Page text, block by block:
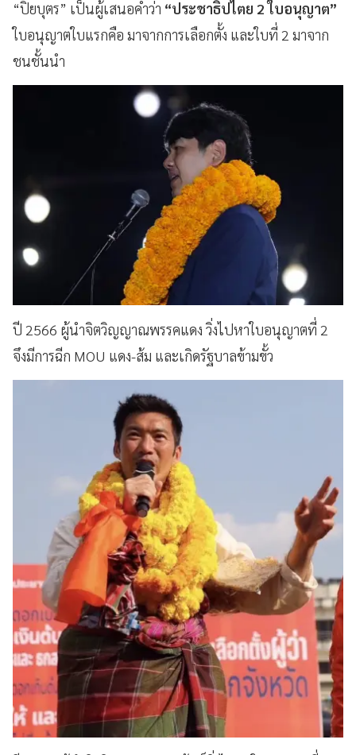
“ปิยบุตร” เป็นผู้เสนอคำว่า “ประชาธิปไตย 2 ใบอนุญาต”
ใบอนุญาตใบแรกคือ มาจากการเลือกตั้ง และใบที่ 2 มาจาก
ชนชั้นนำ
ปี 2566 ผู้นำจิตวิญญาณพรรคแดง วิ่งไปหาใบอนุญาตที่ 2
จึงมีการฉีก MOU แดง-ส้ม และเกิดรัฐบาลข้ามขั้ว